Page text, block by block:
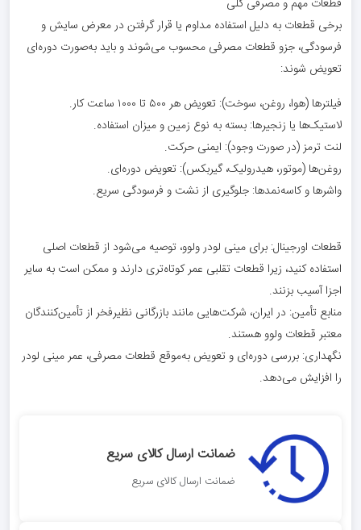
قطعات مهم و مصرفی کلی
برخی قطعات به دلیل استفاده مداوم یا قرار گرفتن در معرض سایش و
فرسودگی، جزو قطعات مصرفی محسوب می‌شوند و باید به‌صورت دوره‌ای
تعویض شوند:
فیلترها (هوا، روغن، سوخت): تعویض هر ۵۰۰ تا ۱۰۰۰ ساعت کار.
لاستیک‌ها یا زنجیرها: بسته به نوع زمین و میزان استفاده.
لنت ترمز (در صورت وجود): ایمنی حرکت.
روغن‌ها (موتور، هیدرولیک، گیربکس): تعویض دوره‌ای.
واشرها و کاسه‌نمدها: جلوگیری از نشت و فرسودگی سریع.
قطعات اورجینال: برای مینی لودر ولوو، توصیه می‌شود از قطعات اصلی
استفاده کنید، زیرا قطعات تقلبی عمر کوتاه‌تری دارند و ممکن است به سایر
اجزا آسیب بزنند.
منابع تأمین: در ایران، شرکت‌هایی مانند بازرگانی نظیرفخر از تأمین‌کنندگان
معتبر قطعات ولوو هستند.
نگهداری: بررسی دوره‌ای و تعویض به‌موقع قطعات مصرفی، عمر مینی لودر
را افزایش می‌دهد.
ضمانت ارسال کالای سریع
ضمانت ارسال کالای سریع